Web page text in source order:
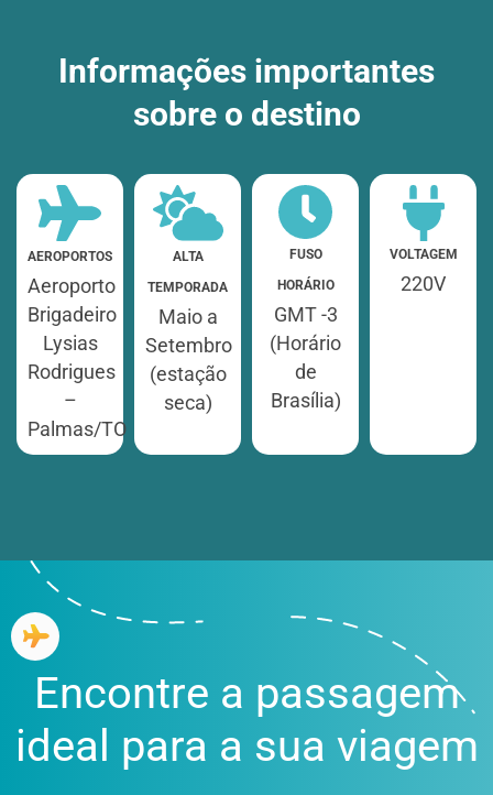
Informações importantes
sobre o destino
AEROPORTOS
Aeroporto
Brigadeiro
Lysias
Rodrigues
–
Palmas/TO
ALTA
TEMPORADA
Maio a
Setembro
(estação
seca)
FUSO
HORÁRIO
GMT -3
(Horário
de
Brasília)
VOLTAGEM
220V
Encontre a passagem
ideal para a sua viagem